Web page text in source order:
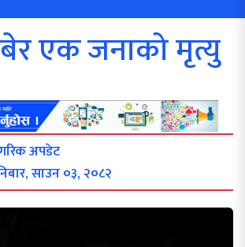
एक जनाको मृत्यु
अपडेट
साउन ०३, २०८२